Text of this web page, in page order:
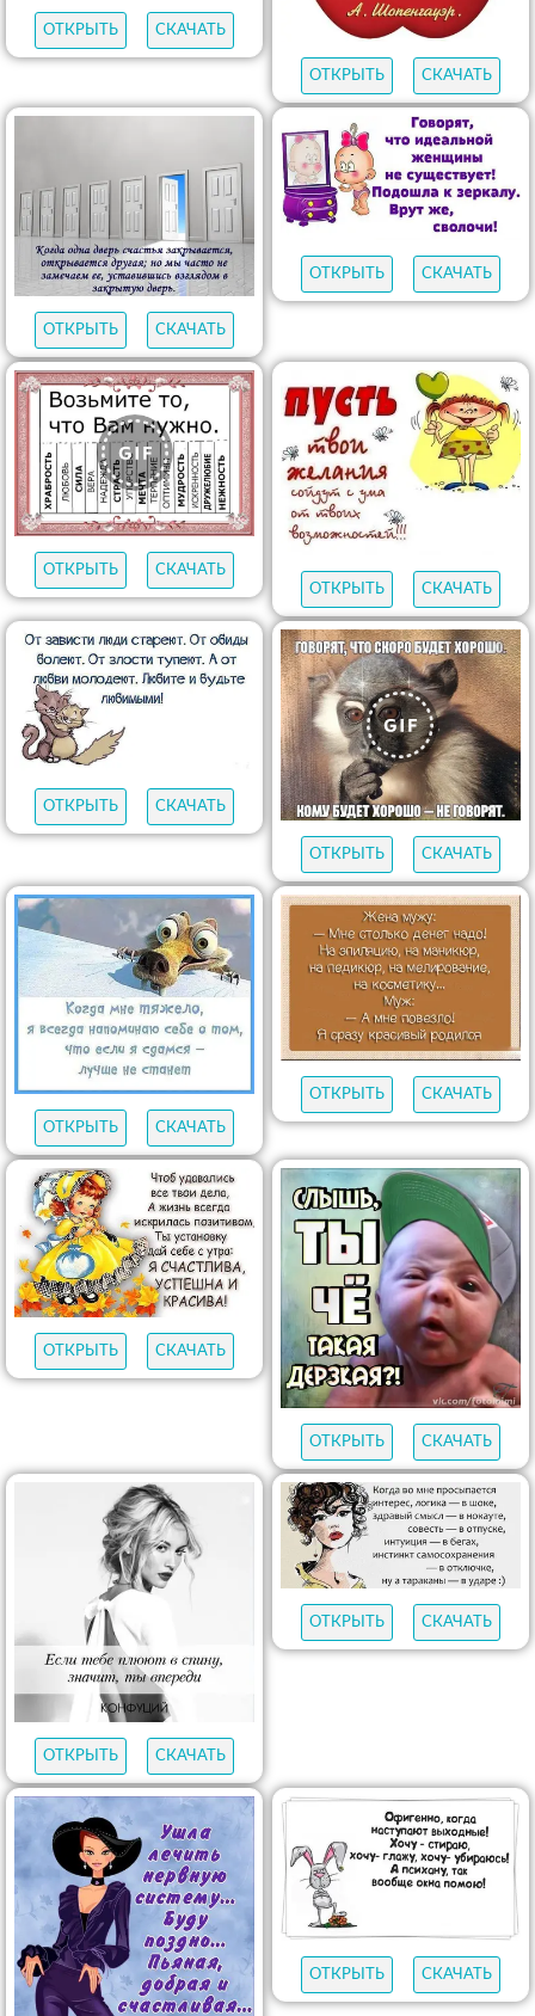
ОТКРЫТЬ СКАЧАТЬ
ОТКРЫТЬ СКАЧАТЬ
ОТКРЫТЬ СКАЧАТЬ
ОТКРЫТЬ СКАЧАТЬ
ОТКРЫТЬ
СКАЧАТЬ
ОТКРЫТЬ
СКАЧАТЬ
ОТКРЫТЬ СКАЧАТЬ
ОТКРЫТЬ СКАЧАТЬ
ОТКРЫТЬ СКАЧАТЬ
ОТКРЫТЬ СКАЧАТЬ
ОТКРЫТЬ СКАЧАТЬ
ОТКРЫТЬ СКАЧАТЬ
ОТКРЫТЬ СКАЧАТЬ
ОТКРЫТЬ СКАЧАТЬ
ОТКРЫТЬ СКАЧАТЬ